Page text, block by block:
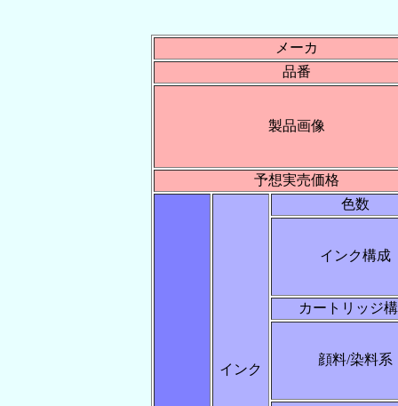
メーカ
品番
製品画像
予想実売価格
インク
色数
インク構成
カートリッジ
顔料/染料系